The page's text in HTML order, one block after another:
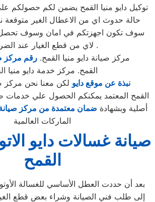
توكيل دايو منيا القمح يضمن لكم حصولكم
حالة حدوث اي من الاعطال الغير متوقعة
سوف تكون اجهزتكم في امان وسوف تحصل
لاي من قطع الغيار عند الضرورة .
مركز صيانة دايو منيا القمح.رقم مركز
القمح. مركز خدمة دايو منيا
نبذة عن موقع دايو لكن معنا نحن مركز
القمح المعتمد يمكنكم الحصول علي خدمات
أصلية وبشهادة ضمان معتمدة من مركز صيانة
الماركات العالمية
صيانة غسالات دايو
القمح
بعد أن حددت العطل الأساسي للغسالة
إلى طلب فني الصيانة وشراء بعض قطع